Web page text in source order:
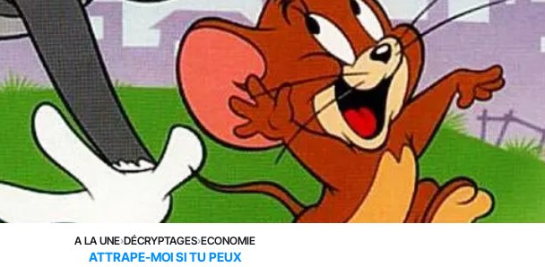
A LA UNE›DÉCRYPTAGES›ECONOMIE
ATTRAPE-MOI SI TU PEUX